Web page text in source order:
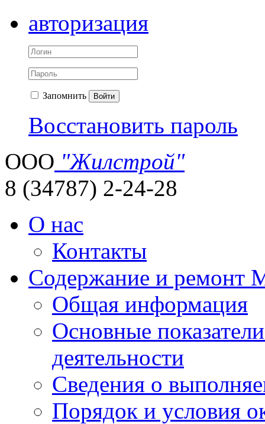
авторизация
Запомнить Войти
Восстановить пароль
ООО "Жилстрой"
8 (34787) 2-24-28
О нас
Контакты
Содержание и ремонт
Общая информация
Основные
деятельности
Сведения о
Порядок и условия